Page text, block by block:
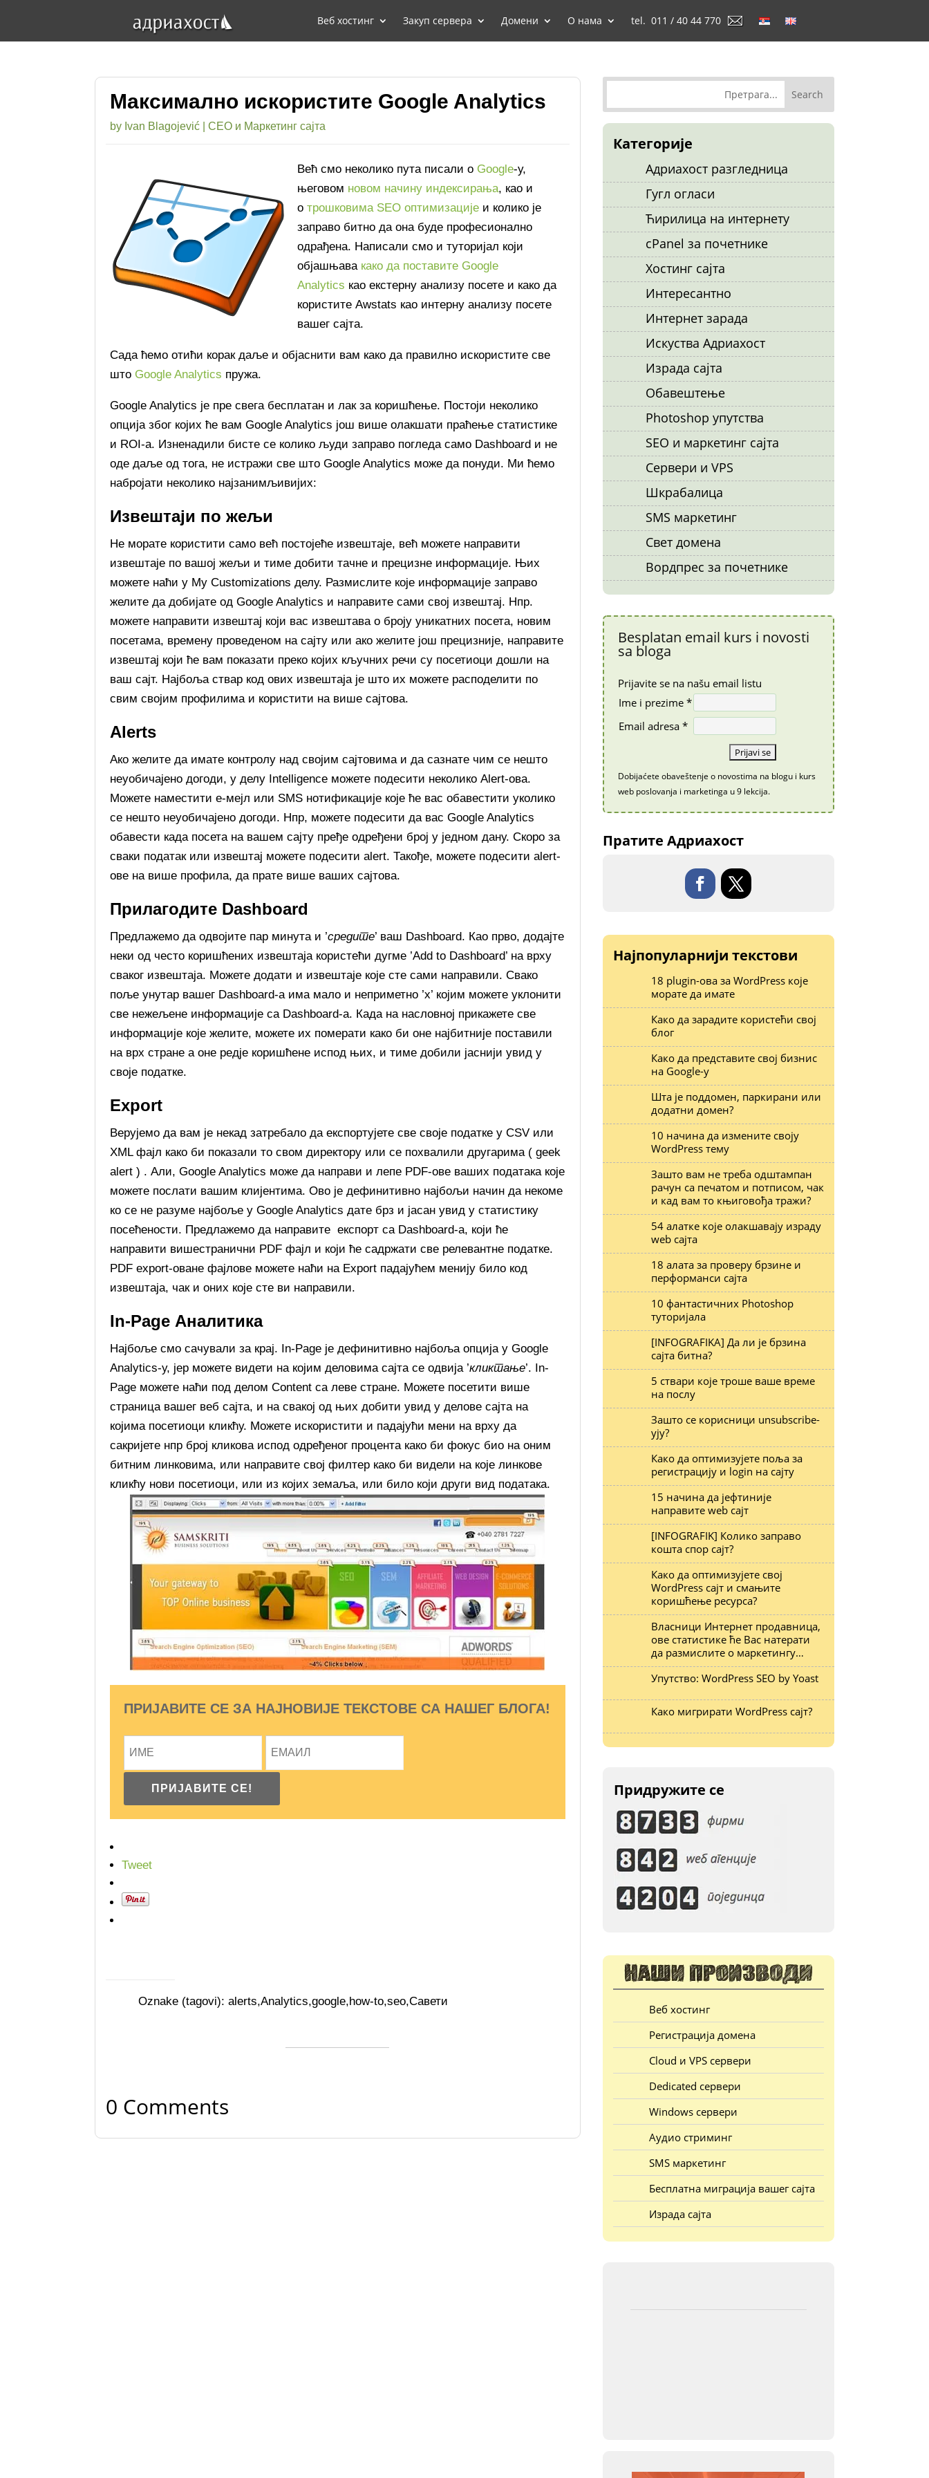
Веб хостинг Закуп сервера Домени О нама tel. 011 / 40 44 770
Максимално искористите Google Analytics
by Ivan Blagojević СЕО и Маркетинг сајта
Већ смо неколико пута писали о Google-у,
његовом новом начину индексирања, као и
о трошковима SEO оптимизације и колико је
заправо битно да она буде професионално
одрађена. Написали смо и туторијал који
објашњава како да поставите Google
Analytics као екстерну анализу посете и како да
користите Awstats као интерну анализу посете
вашег сајта.
Сада ћемо отићи корак даље и објаснити вам како да правилно искористите све
што Google Analytics пружа.
Google Analytics је пре свега бесплатан и лак за коришћење. Постоји неколико
опција због којих ће вам Google Analytics још више олакшати праћење статистике
и ROI-а. Изненадили бисте се колико људи заправо погледа само Dashboard и не
оде даље од тога, не истражи све што Google Analytics може да понуди. Ми ћемо
набројати неколико најзанимљивијих:
Извештаји по жељи
Не морате користити само већ постојеће извештаје, већ можете направити
извештаје по вашој жељи и тиме добити тачне и прецизне информације. Њих
можете наћи у My Customizations делу. Размислите које информације заправо
желите да добијате од Google Analytics и направите сами свој извештај. Нпр.
можете направити извештај који вас извештава о броју уникатних посета, новим
посетама, времену проведеном на сајту или ако желите још прецизније, направите
извештај који ће вам показати преко којих кључних речи су посетиоци дошли на
ваш сајт. Најбоља ствар код ових извештаја је што их можете расподелити по
свим својим профилима и користити на више сајтова.
Alerts
Ако желите да имате контролу над својим сајтовима и да сазнате чим се нешто
неуобичајено догоди, у делу Intelligence можете подесити неколико Alert-ова.
Можете наместити е-мејл или SMS нотификације које ће вас обавестити уколико
се нешто неуобичајено догоди. Нпр, можете подесити да вас Google Analytics
обавести када посета на вашем сајту пређе одређени број у једном дану. Скоро за
сваки податак или извештај можете подесити alert. Такође, можете подесити alert-
ове на више профила, да прате више ваших сајтова.
Прилагодите Dashboard
Предлажемо да одвојите пар минута и ’средите’ ваш Dashboard. Као прво, додајте
неки од често коришћених извештаја користећи дугме ’Add to Dashboard’ на врху
сваког извештаја. Можете додати и извештаје које сте сами направили. Свако
поље унутар вашег Dashboard-а има мало и неприметно ’x’ којим можете уклонити
све нежељене информације са Dashboard-а. Када на насловној прикажете све
информације које желите, можете их померати како би оне најбитније поставили
на врх стране а оне редје коришћене испод њих, и тиме добили јаснији увид у
своје податке.
Export
Верујемо да вам је некад затребало да експортујете све своје податке у CSV или
XML фајл како би показали то свом директору или се похвалили другарима ( geek
alert ) . Али, Google Analytics може да направи и лепе PDF-ове ваших података које
можете послати вашим клијентима. Ово је дефинитивно најбољи начин да некоме
ко се не разуме најбоље у Google Analytics дате брз и јасан увид у статистику
посећености. Предлажемо да направите експорт са Dashboard-а, који ће
направити вишестранични PDF фајл и који ће садржати све релевантне податке.
PDF export-оване фајлове можете наћи на Export падајућем менију било код
извештаја, чак и оних које сте ви направили.
In-Page Аналитика
Најбоље смо сачували за крај. In-Page је дефинитивно најбоља опција у Google
Analytics-у, јер можете видети на којим деловима сајта се одвија ’кликтање’. In-
Page можете наћи под делом Content са леве стране. Можете посетити више
страница вашег веб сајта, и на свакој од њих добити увид у делове сајта на
којима посетиоци кликћу. Можете искористити и падајући мени на врху да
сакријете нпр број кликова испод одређеног процента како би фокус био на оним
битним линковима, или направите свој филтер како би видели на које линкове
кликћу нови посетиоци, или из којих земаља, или било који други вид података.
ПРИЈАВИТЕ СЕ ЗА НАЈНОВИЈЕ ТЕКСТОВЕ СА НАШЕГ БЛОГА!
Tweet
Oznake (tagovi):alerts,Analytics,google,how-to,seo,Савети
0 Comments
Категорије
Адриахост разгледница
Гугл огласи
Ћирилица на интернету
cPanel за почетнике
Хостинг сајта
Интересантно
Интернет зарада
Искуства Адриахост
Израда сајта
Обавештење
Photoshop упутства
SEO и маркетинг сајта
Сервери и VPS
Шкрабалица
SMS маркетинг
Свет домена
Вордпрес за почетнике
Besplatan email kurs i novosti
sa bloga
Prijavite se na našu email listu
Ime i prezime *
Email adresa *
Dobijaćete obaveštenje o novostima na blogu i kurs
web poslovanja i marketinga u 9 lekcija.
Пратите Адриахост
Најпопуларнији текстови
18 plugin-ова за WordPress које
морате да имате
Како да зарадите користећи свој
блог
Како да представите свој бизнис
на Google-у
Шта је поддомен, паркирани или
додатни домен?
10 начина да измените своју
WordPress тему
Зашто вам не треба одштампан
рачун са печатом и потписом, чак
и кад вам то књиговођа тражи?
54 алатке које олакшавају израду
web сајта
18 алата за проверу брзине и
перформанси сајта
10 фантастичних Photoshop
туторијала
[INFOGRAFIKA] Да ли је брзина
сајта битна?
5 ствари које троше ваше време
на послу
Зашто се корисници unsubscribe-
ују?
Како да оптимизујете поља за
регистрацију и login на сајту
15 начина да јефтиније
направите web сајт
[INFOGRAFIK] Колико заправо
кошта спор сајт?
Како да оптимизујете свој
WordPress сајт и смањите
коришћење ресурса?
Власници Интернет продавница,
ове статистике ће Вас натерати
да размислите о маркетингу…
Упутство: WordPress SEO by Yoast
Како мигрирати WordPress сајт?
Придружите се
Веб хостинг
Регистрација домена
Cloud и VPS сервери
Dedicated сервери
Windows сервери
Аудио стриминг
SMS маркетинг
Бесплатна миграција вашег сајта
Израда сајта